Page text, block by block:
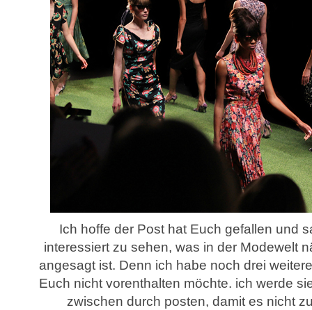
Ich hoffe der Post hat Euch gefallen und
interessiert zu sehen, was in der Modewelt
angesagt ist. Denn ich habe noch drei
Euch nicht vorenthalten möchte. ich werde
zwischen durch posten, damit es nicht